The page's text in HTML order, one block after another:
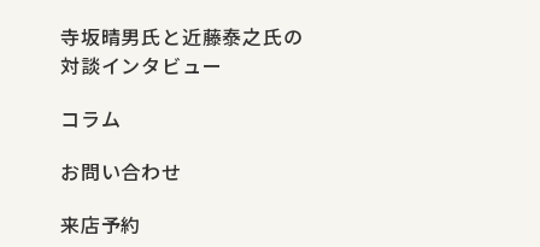
寺坂晴男氏と近藤泰之氏の
対談インタビュー
コラム
お問い合わせ
来店予約